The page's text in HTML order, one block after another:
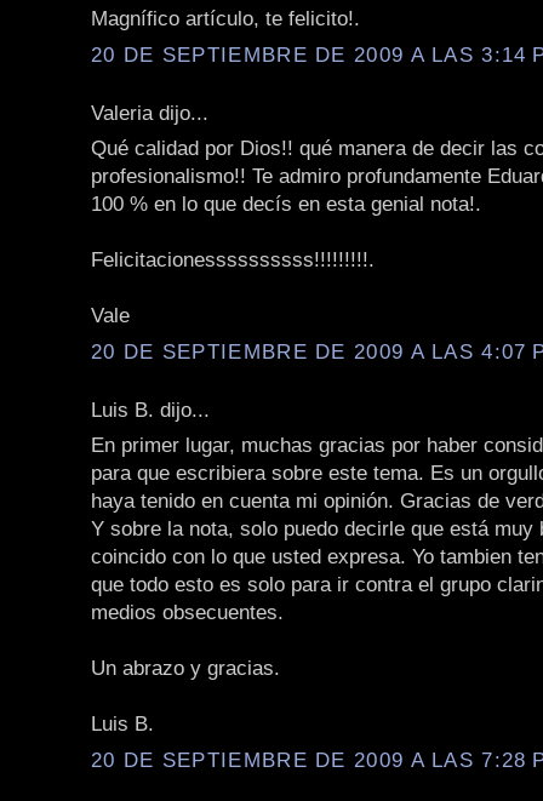
Magnífico artículo, te felicito!.
20 DE SEPTIEMBRE DE 2009 A LAS 3:14
Valeria dijo...
Qué calidad por Dios!! qué manera de decir las
profesionalismo!! Te admiro profundamente
100 % en lo que decís en esta genial nota!.
Felicitacionessssssssss!!!!!!!!!.
Vale
20 DE SEPTIEMBRE DE 2009 A LAS 4:07
Luis B. dijo...
En primer lugar, muchas gracias por haber
para que escribiera sobre este tema. Es un
haya tenido en cuenta mi opinión. Gracias de
Y sobre la nota, solo puedo decirle que está muy
coincido con lo que usted expresa. Yo tambien
que todo esto es solo para ir contra el grupo
medios obsecuentes.
Un abrazo y gracias.
Luis B.
20 DE SEPTIEMBRE DE 2009 A LAS 7:28